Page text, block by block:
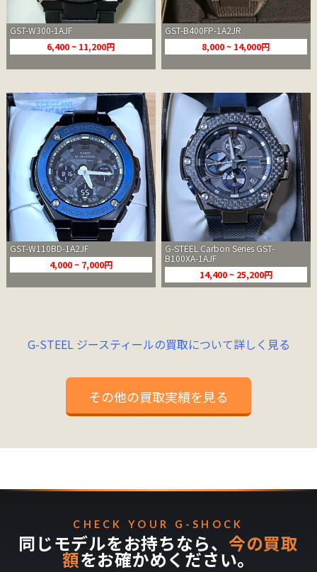
GST-W300-1AJF
6,400 ~ 11,200円
GST-B400FP-1A2JR
8,000 ~ 14,000円
GST-W110BD-1A2JF
4,000 ~ 7,000円
G-STEEL Carbon Series GST-
B100XA-1AJF
14,400 ~ 25,200円
G-STEEL ジースティールの買取について詳しく見る
その他の買取実績を見る
CHECK YOUR G-SHOCK
同じモデルをお持ちなら、 今の買取
額をお確かめください。